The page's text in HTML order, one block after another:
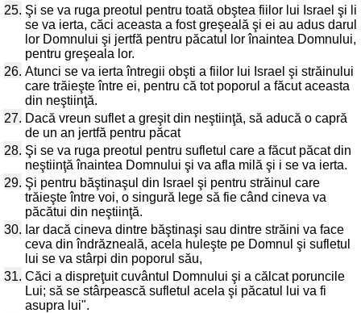
25. Şi se va ruga preotul pentru toată obştea fiilor lui Israel şi li
se va ierta, căci aceasta a fost greşeală şi ei au adus darul
lor Domnului şi jertfă pentru păcatul lor înaintea Domnului,
pentru greşeala lor.
26. Atunci se va ierta întregii obşti a fiilor lui Israel şi străinului
care trăieşte între ei, pentru că tot poporul a făcut aceasta
din neştiinţă.
27. Dacă vreun suflet a greşit din neştiinţă, să aducă o capră
de un an jertfă pentru păcat
28. Şi se va ruga preotul pentru sufletul care a făcut păcat din
neştiinţă înaintea Domnului şi va afla milă şi i se va ierta.
29. Şi pentru băştinaşul din Israel şi pentru străinul care
trăieşte între voi, o singură lege să fie când cineva va
păcătui din neştiinţă.
30. Iar dacă cineva dintre băştinaşi sau dintre străini va face
ceva din îndrăzneală, acela huleşte pe Domnul şi sufletul
lui se va stârpi din poporul său,
31. Căci a dispreţuit cuvântul Domnului şi a călcat poruncile
Lui; să se stârpească sufletul acela şi păcatul lui va fi
asupra lui".